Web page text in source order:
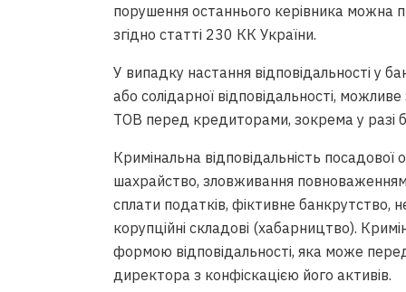
порушення останнього керівника можна
згідно статті 230 КК України.
У випадку настання відповідальності у
або солідарної відповідальності,
ТОВ перед кредиторами, зокрема у разі
Кримінальна відповідальність
шахрайство, зловживання
сплати податків, фіктивне банкрутство,
корупційні складові (хабарництво).
формою відповідальності, яка може
директора з конфіскацією його активів.
бути підставою для